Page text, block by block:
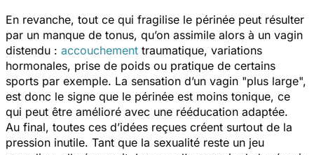
En revanche, tout ce qui fragilise le périnée peut résulter
par un manque de tonus, qu’on assimile alors à un vagin
distendu : accouchement traumatique, variations
hormonales, prise de poids ou pratique de certains
sports par exemple. La sensation d’un vagin "plus large",
est donc le signe que le périnée est moins tonique, ce
qui peut être amélioré avec une rééducation adaptée.
Au final, toutes ces d’idées reçues créent surtout de la
pression inutile. Tant que la sexualité reste un jeu